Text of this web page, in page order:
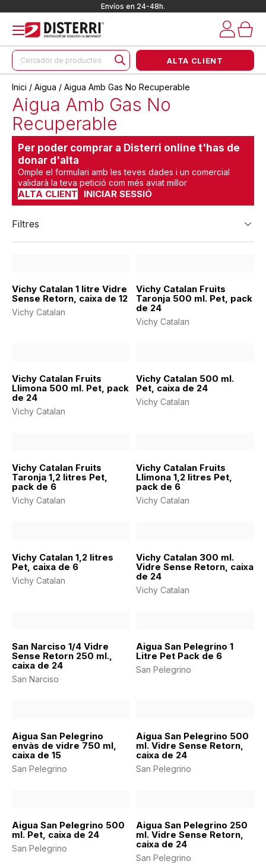
Envíos en 24-48h.
Products
search
ALTA CLIENT
Inici / Aigua / Aigua Amb Gas No Recuperable
Aigua Amb Gas No
Recuperable
Per poder comprar a Disterri online t'has de
donar d'alta
Omple el formulari amb les teves dades i un comercial
validarà la teva petició com més aviat millor
ALTA CLIENT INICIAR SESSIÓ
Filtres
Vichy Catalan 1 litre Vidre
Sense Retorn, caixa de 12
Vichy Catalan
Vichy Catalan Fruits
Taronja 500 ml. Pet, pack
de 24
Vichy Catalan
Vichy Catalan Fruits
Llimona 500 ml. Pet, pack
de 24
Vichy Catalan
Vichy Catalan 500 ml.
Pet, caixa de 24
Vichy Catalan
Vichy Catalan Fruits
Taronja 1,2 litres Pet,
pack de 6
Vichy Catalan
Vichy Catalan Fruits
Llimona 1,2 litres Pet,
pack de 6
Vichy Catalan
Vichy Catalan 1,2 litres
Pet, caixa de 6
Vichy Catalan
Vichy Catalan 300 ml.
Vidre Sense Retorn, caixa
de 24
Vichy Catalan
San Narciso 1/4 Vidre
Sense Retorn 250 ml.,
caixa de 24
San Narciso
Aigua San Pelegrino 1
Litre Pet Pack de 6
San Pelegrino
Aigua San Pelegrino
envàs de vidre 750 ml,
caixa de 15
San Pelegrino
Aigua San Pelegrino 500
ml. Vidre Sense Retorn,
caixa de 24
San Pelegrino
Aigua San Pelegrino 500
ml. Pet, caixa de 24
San Pelegrino
Aigua San Pelegrino 250
ml. Vidre Sense Retorn,
caixa de 24
San Pelegrino